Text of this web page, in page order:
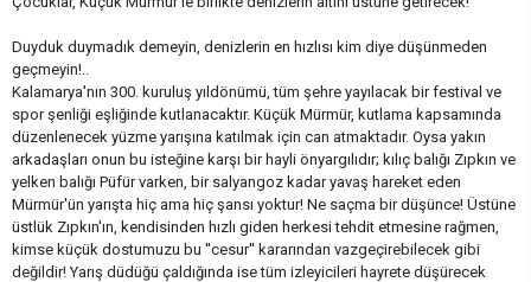
Duyduk duymadık demeyin, denizlerin en hızlısı kim diye düşünmeden
geçmeyin!..
Kalamarya'nın 300. kuruluş yıldönümü, tüm şehre yayılacak bir festival ve
spor şenliği eşliğinde kutlanacaktır. Küçük Mürmür, kutlama kapsamında
düzenlenecek yüzme yarışına katılmak için can atmaktadır. Oysa yakın
arkadaşları onun bu isteğine karşı bir hayli önyargılıdır; kılıç balığı Zıpkın ve
yelken balığı Püfür varken, bir salyangoz kadar yavaş hareket eden
Mürmür'ün yarışta hiç ama hiç şansı yoktur! Ne saçma bir düşünce! Üstüne
üstlük Zıpkın'ın, kendisinden hızlı giden herkesi tehdit etmesine rağmen,
kimse küçük dostumuzu bu ''cesur'' kararından vazgeçirebilecek gibi
değildir! Yarış düdüğü çaldığında ise tüm izleyicileri hayrete düşürecek